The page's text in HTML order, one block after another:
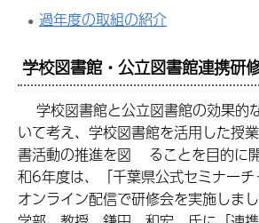
過年度の取組の紹介
学校図書館・公立図書館連携研
学校図書館と公立図書館の効果的
いて考え、学校図書館を活用した授
書活動の推進を図 ることを目的に
和6年度は、「千葉県公式セミナー
オンライン配信で研修会を実施しま